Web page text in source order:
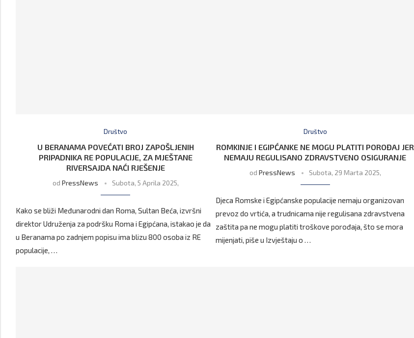
Društvo
U BERANAMA POVEĆATI BROJ ZAPOŠLJENIH
PRIPADNIKA RE POPULACIJE, ZA MJEŠTANE
RIVERSAJDA NAĆI RJEŠENJE
od PressNews Subota, 5 Aprila 2025,
Kako se bliži Međunarodni dan Roma, Sultan Beća, izvršni
direktor Udruženja za podršku Roma i Egipćana, istakao je da
u Beranama po zadnjem popisu ima blizu 800 osoba iz RE
populacije, …
Društvo
ROMKINJE I EGIPĆANKE NE MOGU PLATITI POROĐAJ JER
NEMAJU REGULISANO ZDRAVSTVENO OSIGURANJE
od PressNews Subota, 29 Marta 2025,
Djeca Romske i Egipćanske populacije nemaju organizovan
prevoz do vrtića, a trudnicama nije regulisana zdravstvena
zaštita pa ne mogu platiti troškove porođaja, što se mora
mijenjati, piše u Izvještaju o …